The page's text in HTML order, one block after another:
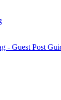
- Guest Post